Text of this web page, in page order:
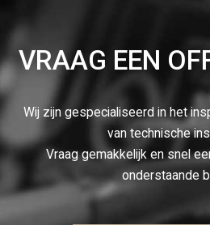
VRAAG EEN
Wij zijn gespecialiseerd in het
van technische
Vraag gemakkelijk en snel
onderstaande